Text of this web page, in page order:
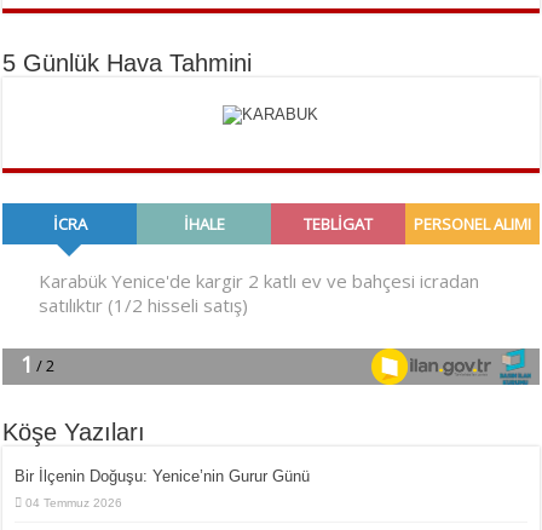
5 Günlük Hava Tahmini
Köşe Yazıları
Bir İlçe­nin Do­ğu­şu: Ye­ni­ce’nin Gurur Günü
04 Temmuz 2026